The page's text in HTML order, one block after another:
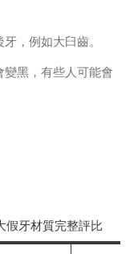
，例如大臼齒。
黑，有些人可能會
假牙材質完整評比